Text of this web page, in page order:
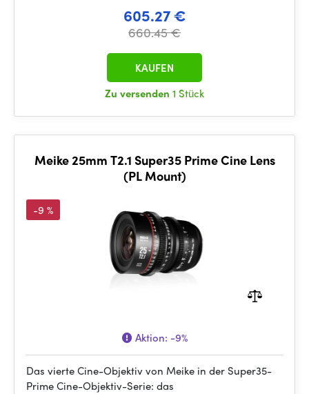
605.27 €
660.45 €
Zu versenden 1 Stück
KAUFEN
Meike 25mm T2.1 Super35 Prime Cine Lens
(PL Mount)
-9 %
Aktion: -9%
Das vierte Cine-Objektiv von Meike in der Super35-
Prime Cine-Objektiv-Serie: das